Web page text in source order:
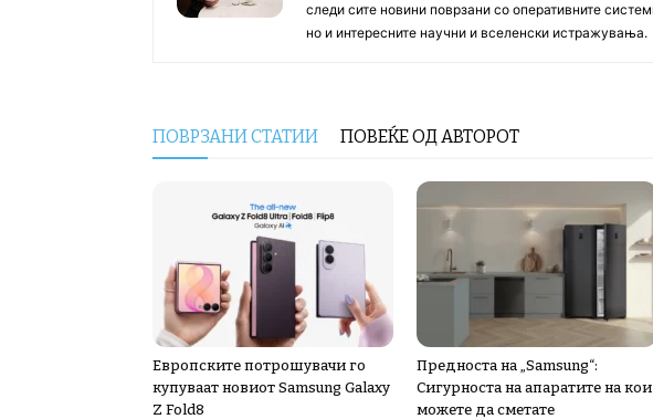
следи сите новини поврзани со оперативните
но и интересните научни и вселенски истражувања.
ПОВРЗАНИ СТАТИИ ПОВЕЌЕ ОД АВТОРОТ
Европските потрошувачи го
купуваат новиот Samsung Galaxy
Z Fold8
Предноста на „Samsung“:
Сигурноста на апаратите на кои
можете да сметате